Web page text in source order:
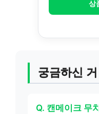
상
궁금하신
Q. 캔메이크 무